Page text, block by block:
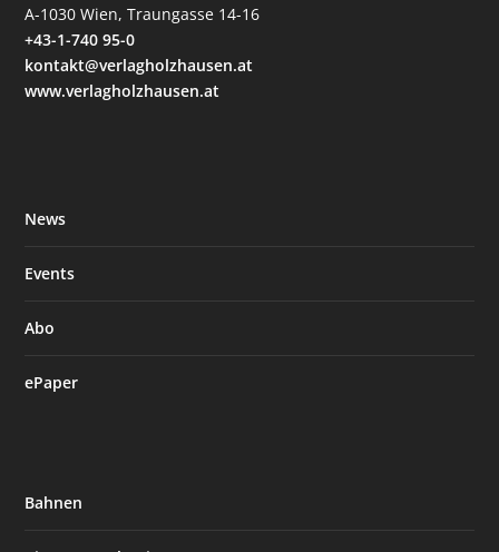
A-1030 Wien, Traungasse 14-16
+43-1-740 95-0
kontakt@verlagholzhausen.at
www.verlagholzhausen.at
News
Events
Abo
ePaper
Bahnen